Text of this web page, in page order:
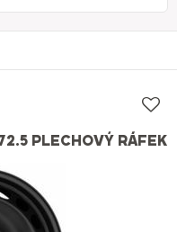
PLECHOVÝ RÁFEK